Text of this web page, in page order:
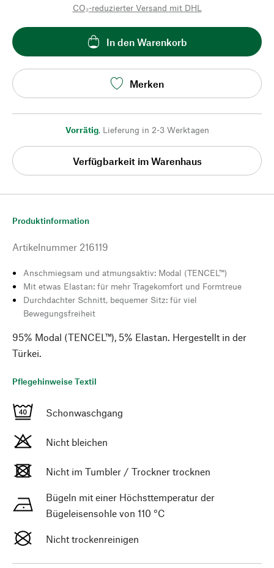
CO₂-reduzierter Versand mit DHL
In den Warenkorb
Merken
Vorrätig, Lieferung in 2-3 Werktagen
Verfügbarkeit im Warenhaus
Produktinformation
Artikelnummer 216119
Anschmiegsam und atmungsaktiv: Modal (TENCEL™)
Mit etwas Elastan: für mehr Tragekomfort und Formtreue
Durchdachter Schnitt, bequemer Sitz: für viel
Bewegungsfreiheit
95% Modal (TENCEL™), 5% Elastan. Hergestellt in der
Türkei.
Pflegehinweise Textil
Schonwaschgang
Nicht bleichen
Nicht im Tumbler / Trockner trocknen
Bügeln mit einer Höchsttemperatur der
Bügeleisensohle von 110 °C
Nicht trockenreinigen